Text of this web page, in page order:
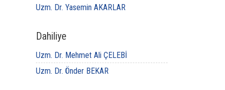
Uzm. Dr. Yasemin AKARLAR
Dahiliye
Uzm. Dr. Mehmet Ali ÇELEBİ
Uzm. Dr. Önder BEKAR